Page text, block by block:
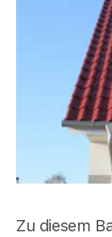
Zu diesem